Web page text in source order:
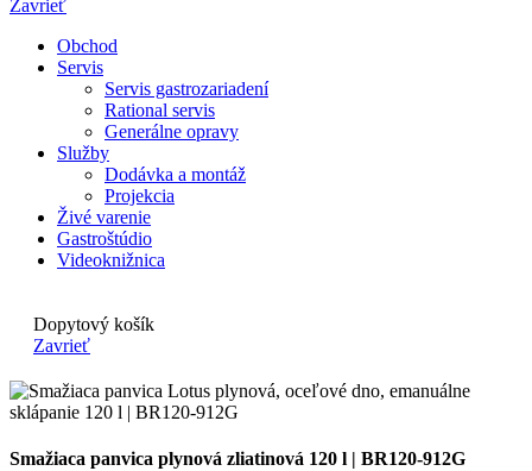
Zavrieť
Obchod
Servis
Servis gastrozariadení
Rational servis
Generálne opravy
Služby
Dodávka a montáž
Projekcia
Živé varenie
Gastroštúdio
Videoknižnica
Dopytový košík
Zavrieť
Smažiaca panvica plynová zliatinová 120 l | BR120-912G